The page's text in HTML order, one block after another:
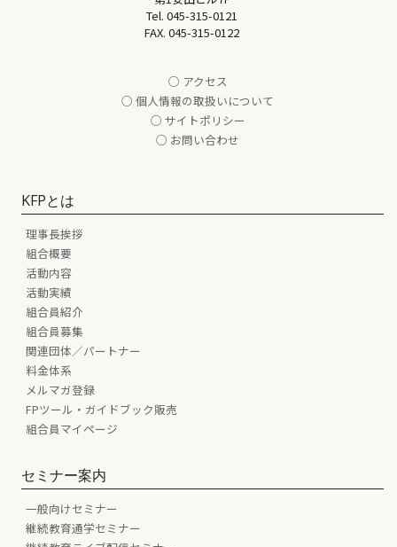
Tel. 045-315-0121
FAX. 045-315-0122
○ アクセス
○ 個人情報の取扱いについて
○ サイトポリシー
○ お問い合わせ
KFPとは
理事長挨拶
組合概要
活動内容
活動実績
組合員紹介
組合員募集
関連団体／パートナー
料金体系
メルマガ登録
FPツール・ガイドブック販売
組合員マイページ
セミナー案内
一般向けセミナー
継続教育通学セミナー